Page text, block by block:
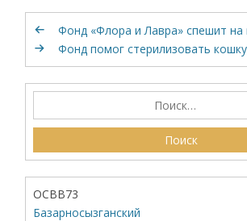
Фонд «Флора и Лавра» спешит
Фонд помог стерилизовать кошку
ОСВВ73
Базарносызганский